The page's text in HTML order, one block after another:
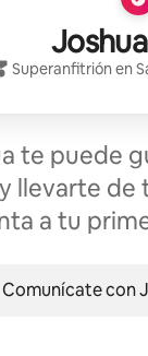
Joshua
Superanfitriónen
te puede
llevarte de
a tu
Comunícate con